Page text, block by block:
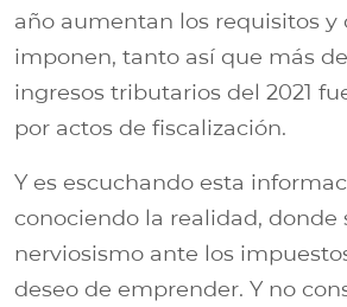
año aumentan los requisitos y
imponen, tanto así que más
ingresos tributarios del 2021
por actos de fiscalización.
Y es escuchando esta
conociendo la realidad, donde
nerviosismo ante los
deseo de emprender. Y no